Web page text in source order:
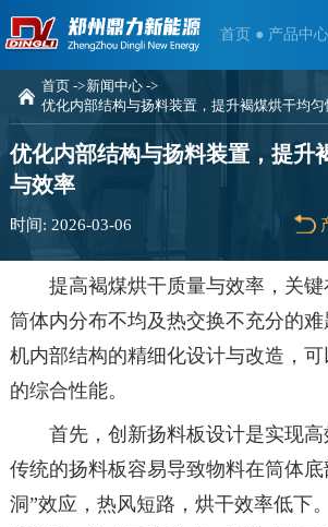
首页 ● 产品中
首页 ->新闻中心 ->
优化内部结构与扬料装置，提升褐煤烘干均
优化内部结构与扬料装置，提升
与效率
时间: 2026-03-06
提高褐煤烘干质量与效率，关
筒体内分布不均及热交换不充分的
机内部结构的精细化设计与改造，
的综合性能。
首先，创新扬料板设计是实现高
传统的扬料板容易导致物料在筒体
洞”效应，热风短路，烘干效率低下